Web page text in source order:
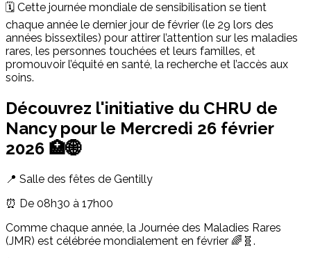
🗓️ Cette journée mondiale de sensibilisation se tient
chaque année le dernier jour de février (le 29 lors des
années bissextiles) pour attirer l’attention sur les maladies
rares, les personnes touchées et leurs familles, et
promouvoir l’équité en santé, la recherche et l’accès aux
soins.
Découvrez l'initiative du CHRU de
Nancy pour le Mercredi 26 février
2026 🏥🌐
📍 Salle des fêtes de Gentilly
⏰ De 08h30 à 17h00
Comme chaque année, la Journée des Maladies Rares
(JMR) est célébrée mondialement en février 🌈🧬.